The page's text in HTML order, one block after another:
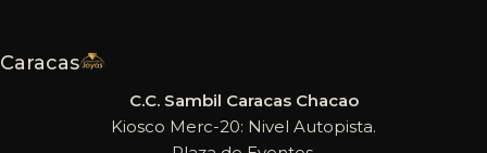
Caracas
C.C. Sambil Caracas Chacao
Kiosco Merc-20: Nivel Autopista.